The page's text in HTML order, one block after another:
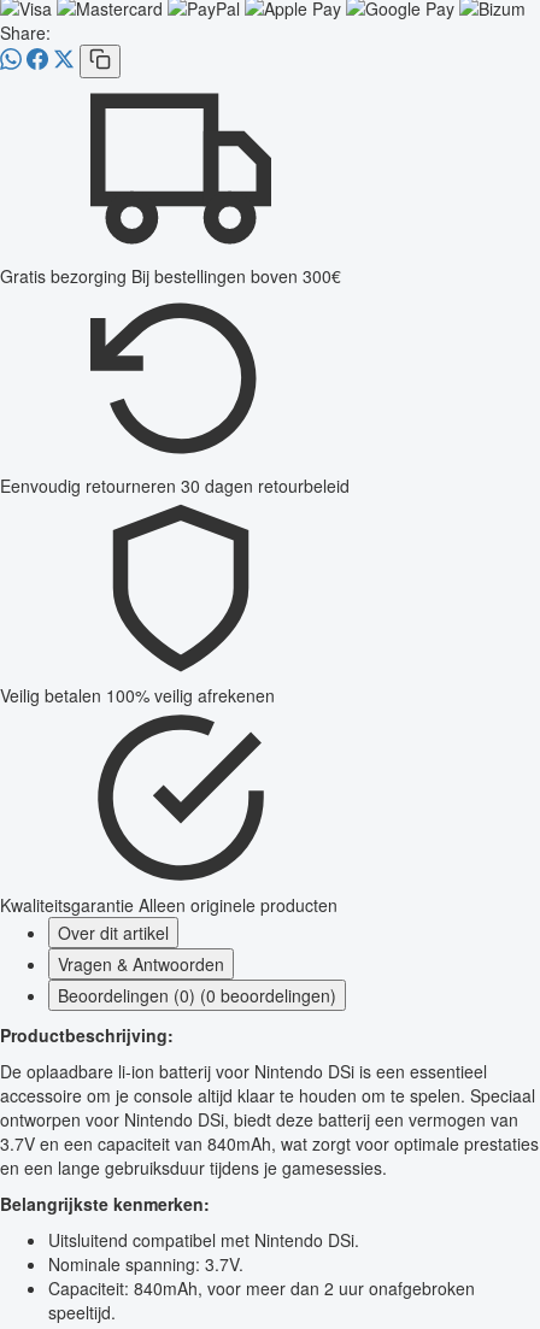
Share:
Gratis bezorging Bij bestellingen boven 300€
Eenvoudig retourneren 30 dagen retourbeleid
Veilig betalen 100% veilig afrekenen
Kwaliteitsgarantie Alleen originele producten
Over dit artikel
Vragen & Antwoorden
Beoordelingen (0) (0 beoordelingen)
Productbeschrijving:
De oplaadbare li-ion batterij voor Nintendo DSi is een essentieel
accessoire om je console altijd klaar te houden om te spelen. Speciaal
ontworpen voor Nintendo DSi, biedt deze batterij een vermogen van
3.7V en een capaciteit van 840mAh, wat zorgt voor optimale prestaties
en een lange gebruiksduur tijdens je gamesessies.
Belangrijkste kenmerken:
Uitsluitend compatibel met Nintendo DSi.
Nominale spanning: 3.7V.
Capaciteit: 840mAh, voor meer dan 2 uur onafgebroken
speeltijd.